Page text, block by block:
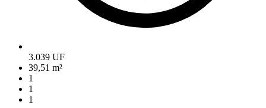
3.039 UF
39,51 m²
1
1
1